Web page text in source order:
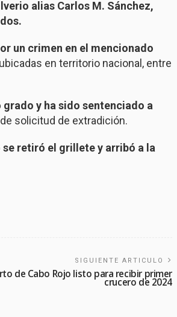
alias Carlos M. Sánchez,
un crimen en el mencionado
en territorio nacional, entre
y ha sido sentenciado a
solicitud de extradición.
retiró el grillete y arribó a la
SIGUIENTE ARTICULO
de Cabo Rojo listo para recibir primer
crucero de 2024